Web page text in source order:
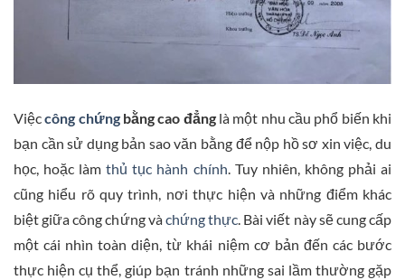
Việccông chứngbằng cao đẳnglà một nhu cầu phổ biến khi
bạn cần sử dụng bản sao văn bằng để nộp hồ sơ xin việc, du
học, hoặc làmthủ tục hành chính. Tuy nhiên, không phải ai
cũng hiểu rõ quy trình, nơi thực hiện và những điểm khác
biệt giữa công chứng vàchứng thực. Bài viết này sẽ cung cấp
một cái nhìn toàn diện, từ khái niệm cơ bản đến các bước
thực hiện cụ thể, giúp bạn tránh những sai lầm thường gặp